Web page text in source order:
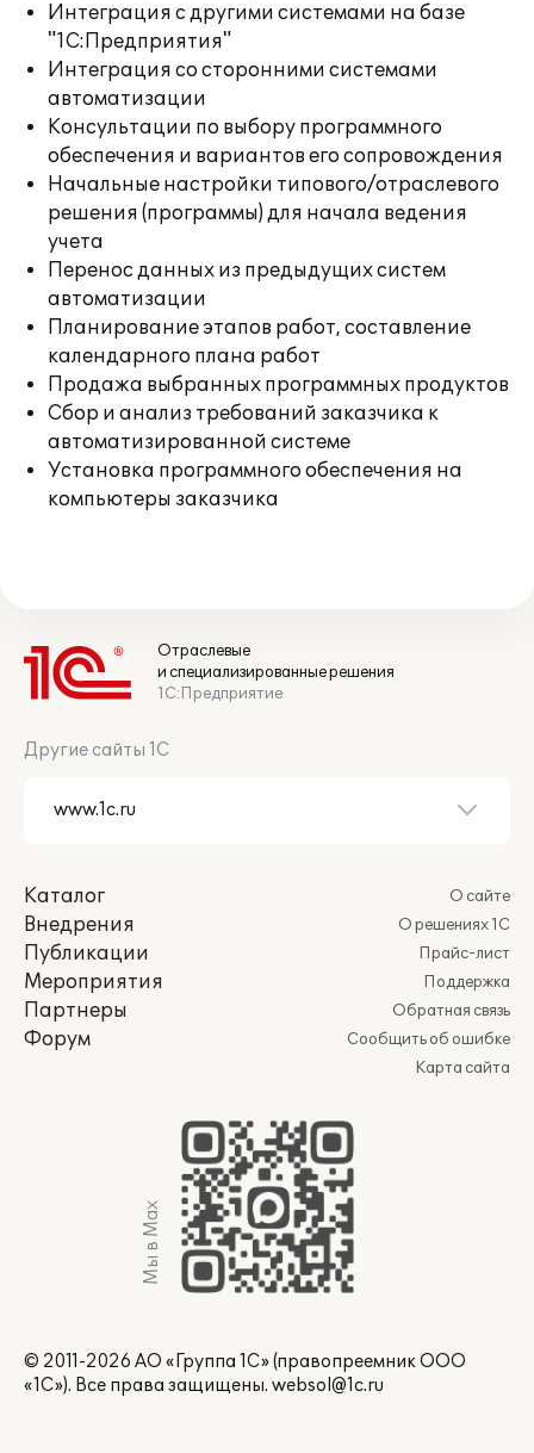
Интеграция с другими системами на базе
"1С:Предприятия"
Интеграция со сторонними системами
автоматизации
Консультации по выбору программного
обеспечения и вариантов его сопровождения
Начальные настройки типового/отраслевого
решения (программы) для начала ведения
учета
Перенос данных из предыдущих систем
автоматизации
Планирование этапов работ, составление
календарного плана работ
Продажа выбранных программных продуктов
Сбор и анализ требований заказчика к
автоматизированной системе
Установка программного обеспечения на
компьютеры заказчика
Отраслевые
и специализированные решения
1С:Предприятие
Другие сайты 1С
Каталог
Внедрения
Публикации
Мероприятия
Партнеры
Форум
О сайте
О решениях 1С
Прайс-лист
Поддержка
Обратная связь
Сообщить об ошибке
Карта сайта
Мы в Max
© 2011-2026 АО «Группа 1С» (правопреемник ООО
«1С»). Все права защищены. websol@1c.ru